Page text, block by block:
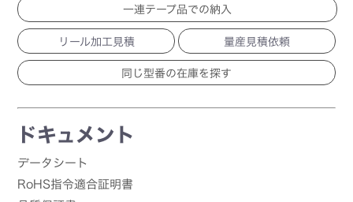
一連テープ品での納入
リール加工見積 量産見積依頼
ドキュメント
データシート
RoHS指令適合証明書